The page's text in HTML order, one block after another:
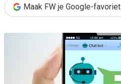
Maak FW je Google-favoriet